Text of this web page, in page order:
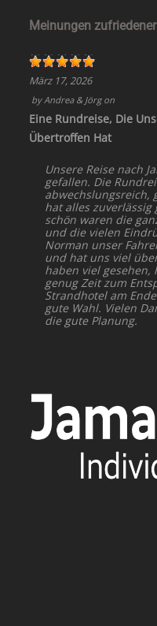
Meinungen
März 17, 2026
byAndrea & Jörgon
Eine Rundreise, Die
Übertroffen Hat
Unsere Reise nach
gefallen. Die
abwechslungsreich,
hat alles zuverlässig
schön waren die
und die vielen
Norman unser
und hat uns viel
haben viel
genug Zeit zum
Strandhotel am
gute Wahl. Vielen
die gute Planung.